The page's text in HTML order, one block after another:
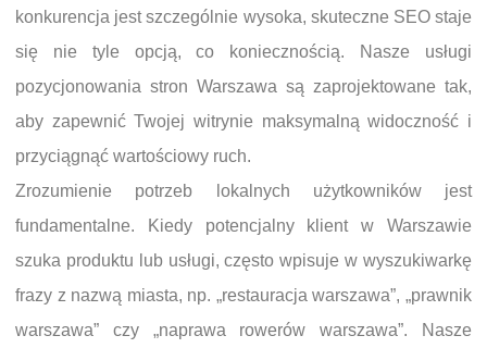
konkurencja jest szczególnie wysoka, skuteczne SEO staje
się nie tyle opcją, co koniecznością. Nasze usługi
pozycjonowania stron Warszawa są zaprojektowane tak,
aby zapewnić Twojej witrynie maksymalną widoczność i
przyciągnąć wartościowy ruch.
Zrozumienie potrzeb lokalnych użytkowników jest
fundamentalne. Kiedy potencjalny klient w Warszawie
szuka produktu lub usługi, często wpisuje w wyszukiwarkę
frazy z nazwą miasta, np. „restauracja warszawa”, „prawnik
warszawa” czy „naprawa rowerów warszawa”. Nasze